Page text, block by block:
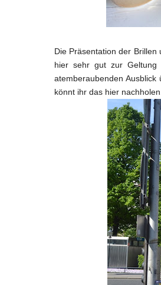
Die Präsentation der
hier sehr gut zur Geltung
atemberaubenden
könnt ihr das hier nachholen.